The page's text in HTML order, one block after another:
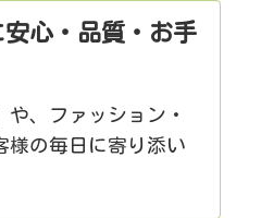
心・品質・お手
、ファッション・
様の毎日に寄り添い